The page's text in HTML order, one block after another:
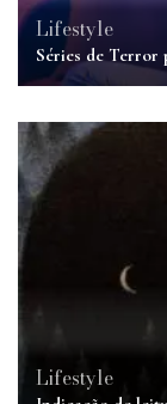
Lifestyle
Séries de Terror
Lifestyle